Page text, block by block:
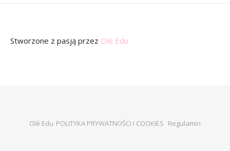
Stworzone z pasją przez Olé Edu
Olé Edu POLITYKA PRYWATNOŚCI I COOKIES Regulamin